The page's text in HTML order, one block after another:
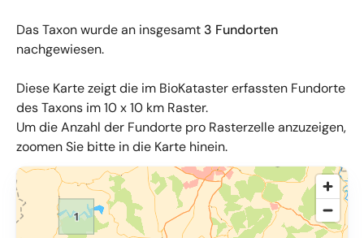
Das Taxon wurde an insgesamt 3 Fundorten
nachgewiesen.
Diese Karte zeigt die im BioKataster erfassten Fundorte
des Taxons im 10 x 10 km Raster.
Um die Anzahl der Fundorte pro Rasterzelle anzuzeigen,
zoomen Sie bitte in die Karte hinein.
© OpenMapTiles OpenStreetMap, 34u GmbH